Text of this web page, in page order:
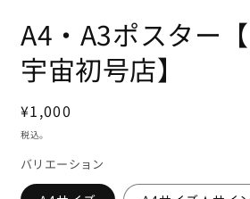
A4・A3ポスター
宇宙初号店】
通
常
格
¥1,000
税込。
バリエーション